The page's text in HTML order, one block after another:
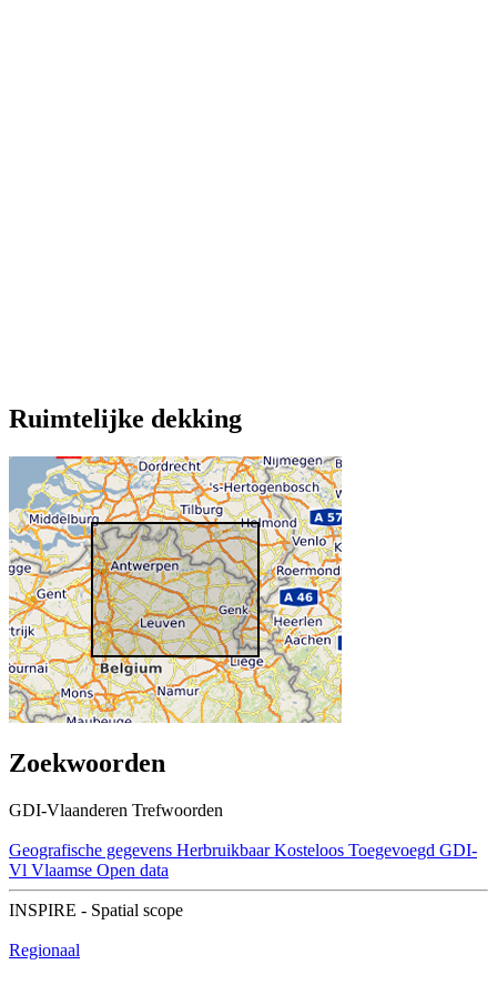
Ruimtelijke dekking
Zoekwoorden
GDI-Vlaanderen Trefwoorden
Geografische gegevens Herbruikbaar Kosteloos Toegevoegd GDI-
Vl Vlaamse Open data
INSPIRE - Spatial scope
Regionaal